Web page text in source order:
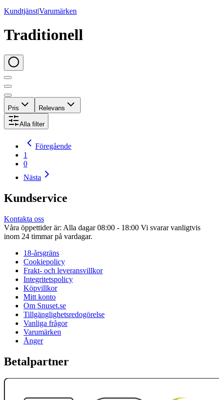
Kundtjänst|Varumärken
Traditionell
Pris Relevans
Alla filter
Föregående
1
0
Nästa
Kundservice
Kontakta oss
Våra öppettider är: Alla dagar 08:00 - 18:00 Vi svarar vanligtvis
inom 24 timmar på vardagar.
18-årsgräns
Cookiepolicy
Frakt- och leveransvillkor
Integritetspolicy
Köpvillkor
Mitt konto
Om Snuset.se
Tillgänglighetsredogörelse
Vanliga frågor
Varumärken
Ånger
Betalpartner